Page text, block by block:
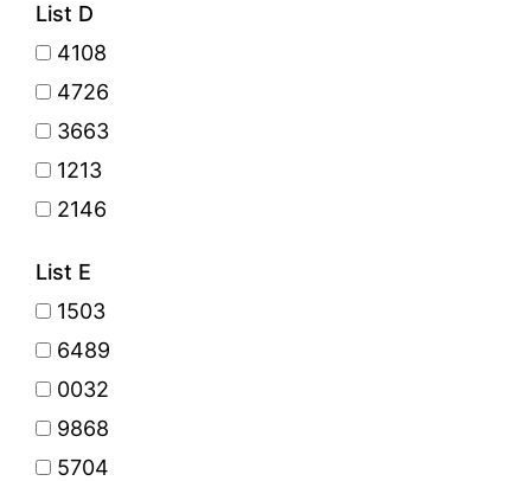
List D
4108
4726
3663
1213
2146
List E
1503
6489
0032
9868
5704